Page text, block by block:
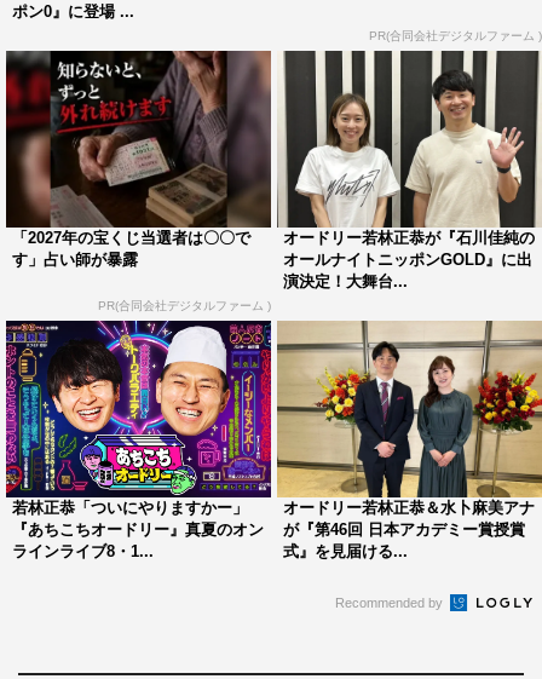
ポン0』に登場 ...
PR(合同会社デジタルファーム )
「2027年の宝くじ当選者は〇〇で
す」占い師が暴露
PR(合同会社デジタルファーム )
オードリー若林正恭が『石川佳純の
オールナイトニッポンGOLD』に出
演決定！大舞台...
若林正恭「ついにやりますかー」
『あちこちオードリー』真夏のオン
ラインライブ8・1...
オードリー若林正恭＆水卜麻美アナ
が『第46回 日本アカデミー賞授賞
式』を見届ける...
Recommended by